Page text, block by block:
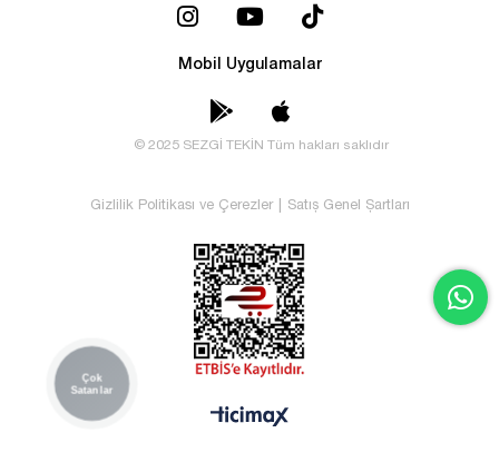
Mobil Uygulamalar
© 2025 SEZGİ TEKİN Tüm hakları saklıdır
Gizlilik Politikası ve Çerezler Satış Genel Şartları
Çok
Satanlar